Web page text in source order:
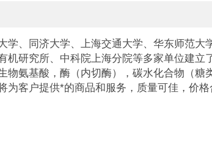
学、同济大学、上海交通大学、华东师范大
机研究所、中科院上海分院等多家单位建立
氨基酸，酶（内切酶），碳水化合物（糖
客户提供*的商品和服务，质量可佳，价格